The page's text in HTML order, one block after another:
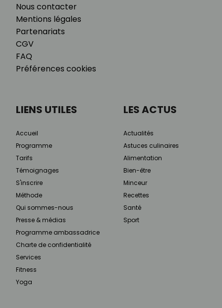
Nous contacter
Mentions légales
Partenariats
CGV
FAQ
Préférences cookies
LIENS UTILES
Accueil
Programme
Tarifs
Témoignages
S'inscrire
Méthode
Qui sommes-nous
Presse & médias
Programme ambassadrice
Charte de confidentialité
Services
Fitness
Yoga
LES ACTUS
Actualités
Astuces culinaires
Alimentation
Bien-être
Minceur
Recettes
Santé
Sport